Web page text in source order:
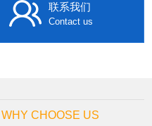
联系我们
Contact us
WHY CHOOSE US